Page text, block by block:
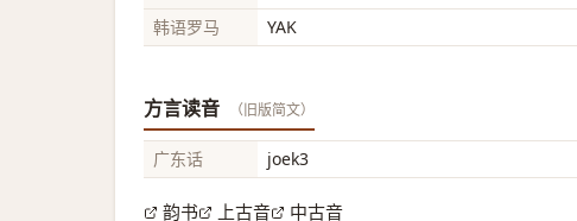
韩语罗马
YAK
方言读音 （旧版简文）
广东话 joek3
韵书 上古音 中古音